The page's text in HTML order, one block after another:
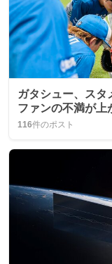
ガタシュー、ス
ファンの不満が上
116件のポスト